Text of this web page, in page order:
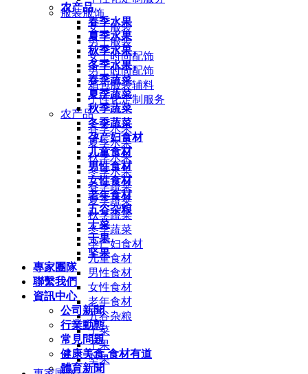
农产品
春季水果
夏季水果
秋季水果
冬季水果
春季蔬菜
夏季蔬菜
秋季蔬菜
冬季蔬菜
孕产妇食材
儿童食材
男性食材
女性食材
老年食材
五谷杂粮
干菜
干果
坚果
專家團隊
聯繫我們
資訊中心
公司新聞
行業動態
常見問題
健康美食-食材有道
體育新聞
服装服饰
女士服装
男士服装
女士时尚配饰
男士时尚配饰
箱包服装辅料
个性化定制服务
农产品
春季水果
夏季水果
秋季水果
冬季水果
春季蔬菜
夏季蔬菜
秋季蔬菜
冬季蔬菜
孕产妇食材
儿童食材
男性食材
女性食材
老年食材
五谷杂粮
干菜
干果
坚果